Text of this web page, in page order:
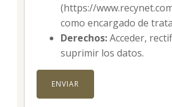
(https://
como encargado de
Derechos:Acceder,
suprimir los datos.